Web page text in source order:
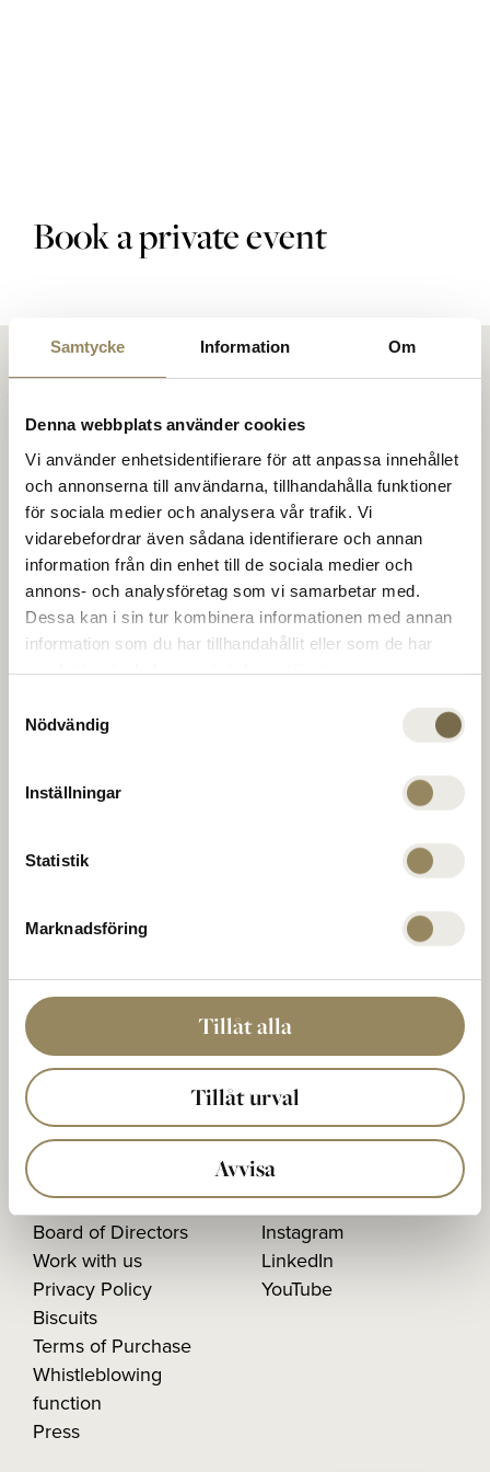
Samtycke Information Om
Denna webbplats använder cookies
Vi använder enhetsidentifierare för att anpassa innehållet
och annonserna till användarna, tillhandahålla funktioner
för sociala medier och analysera vår trafik. Vi
vidarebefordrar även sådana identifierare och annan
information från din enhet till de sociala medier och
annons- och analysföretag som vi samarbetar med.
Dessa kan i sin tur kombinera informationen med annan
information som du har tillhandahållit eller som de har
samlat in när du har använt deras tjänster.
Nödvändig
Inställningar
Statistik
Marknadsföring
Tillåt alla
Tillåt urval
Avvisa
Golf package
Restaurant
Hotel
The Range
Golf coach
Company
Book a private event
At The National, people meet to play golf on top-
class courses. To develop skills at one of Europe's
best training facilities. For dinner, a drink, or a
conference in the clubhouse. To round things off,
unwind, or step up your game. For new
opportunities for unbeatable meetings. Every day.
PGA Sweden National on Leadingcourses.com
The National
233 61 BARA, Sweden
reception@thenational.se
Postal address
The National Box 5
233 02 BARA, Sweden
Organisation Number:
556603-1026
Our history
Board of Directors
Work with us
Privacy Policy
Biscuits
Terms of Purchase
Whistleblowing
function
Press
Facebook
Instagram
LinkedIn
YouTube